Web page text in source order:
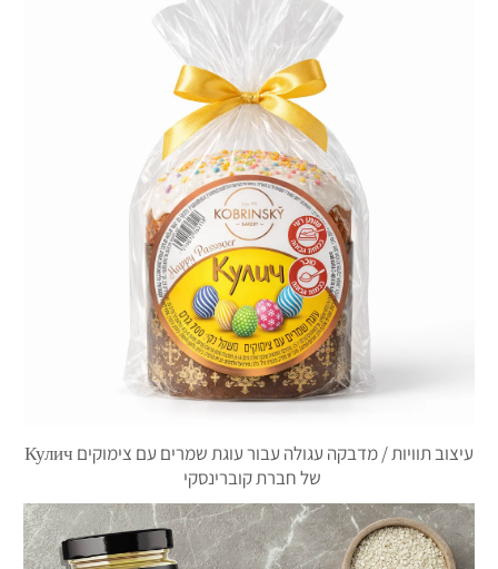
עיצוב תוויות / מדבקה עגולה עבור עוגת שמרים עם צימוקים Кулич
של חברת קוברינסקי